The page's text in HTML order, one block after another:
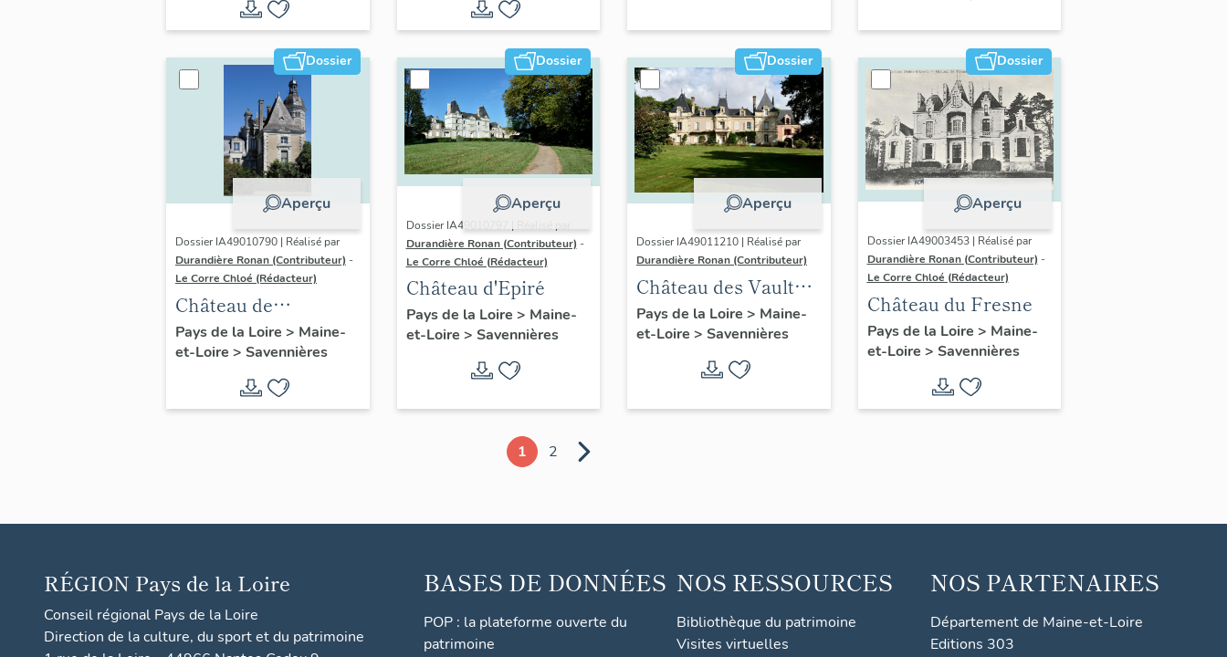
Dossier
Aperçu
Dossier IA49010790 | Réalisé par
Durandière Ronan (Contributeur) -
Le Corre Chloé (Rédacteur)
Château de
Varennes
Pays de la Loire > Maine-
et-Loire > Savennières
Dossier
Aperçu
Dossier IA49010797 | Réalisé par
Durandière Ronan (Contributeur) -
Le Corre Chloé (Rédacteur)
Château d'Epiré
Pays de la Loire > Maine-
et-Loire > Savennières
Dossier
Aperçu
Dossier IA49011210 | Réalisé par
Durandière Ronan (Contributeur)
Château des Vaults
dit aussi Domaine du
Closel
Pays de la Loire > Maine-
et-Loire > Savennières
Dossier
Aperçu
Dossier IA49003453 | Réalisé par
Durandière Ronan (Contributeur) -
Le Corre Chloé (Rédacteur)
Château du Fresne
Pays de la Loire > Maine-
et-Loire > Savennières
1 2
RÉGION Pays de la Loire
Conseil régional Pays de la Loire
Direction de la culture, du sport et du patrimoine
BASES DE DONNÉES
POP : la plateforme ouverte du
patrimoine
NOS RESSOURCES
Bibliothèque du patrimoine
Visites virtuelles
NOS PARTENAIRES
Département de Maine-et-Loire
Editions 303